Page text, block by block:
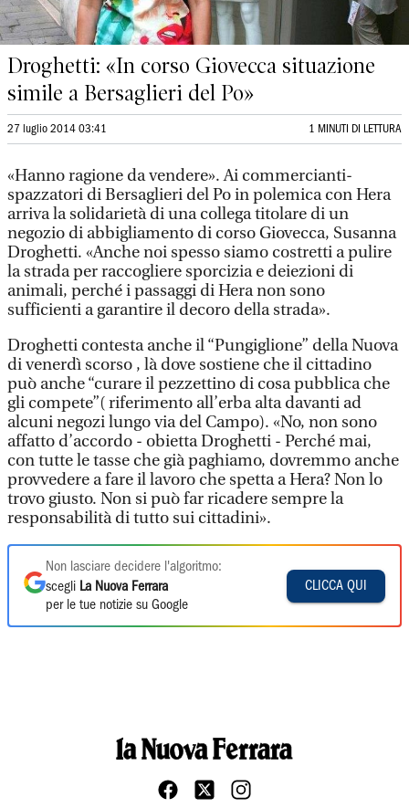
Droghetti: «In corso Giovecca situazione
simile a Bersaglieri del Po»
27 luglio 2014 03:41 1 MINUTI DI LETTURA
«Hanno ragione da vendere». Ai commercianti-
spazzatori di Bersaglieri del Po in polemica con Hera
arriva la solidarietà di una collega titolare di un
negozio di abbigliamento di corso Giovecca, Susanna
Droghetti. «Anche noi spesso siamo costretti a pulire
la strada per raccogliere sporcizia e deiezioni di
animali, perché i passaggi di Hera non sono
sufficienti a garantire il decoro della strada».
Droghetti contesta anche il “Pungiglione” della Nuova
di venerdì scorso , là dove sostiene che il cittadino
può anche “curare il pezzettino di cosa pubblica che
gli compete”( riferimento all’erba alta davanti ad
alcuni negozi lungo via del Campo). «No, non sono
affatto d’accordo - obietta Droghetti - Perché mai,
con tutte le tasse che già paghiamo, dovremmo anche
provvedere a fare il lavoro che spetta a Hera? Non lo
trovo giusto. Non si può far ricadere sempre la
responsabilità di tutto sui cittadini».
Non lasciare decidere l'algoritmo:
scegli La Nuova Ferrara
per le tue notizie su Google
CLICCA QUI